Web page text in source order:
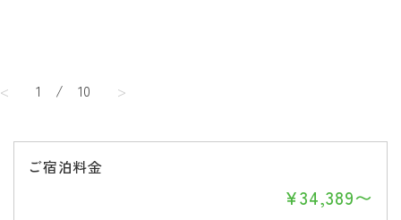
< 1 / 10 >
ご宿泊料金
¥34,389〜